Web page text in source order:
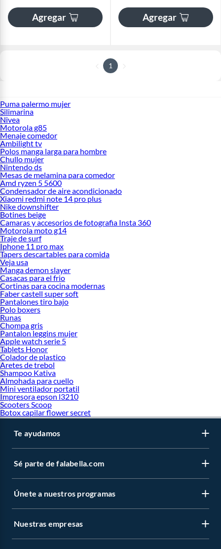
Agregar Agregar
1
Puma palermo mujer
Silimarina
Nivea
Motorola g85
Menaje comedor
Ambilight tv
Polos manga larga para hombre
Chullo mujer
Nintendo ds
Mesas de melamina para comedor
Amd ryzen 5 5600
Condensador de aire acondicionado
Xiaomi redmi note 14 pro plus
Nike downshifter
Botines beige
Camaras y accesorios de fotografia Insta 360
Motorola moto g14
Traje de surf
Iphone 11 pro max
Tapers descartables para comida
Veja usa
Manga demon slayer
Casacas para el frio
Cortinas para cocina modernas
Faber castell super soft
Pantalones tiro bajo
Polo boxers
Runas
Chompa gris
Pantalon leggins mujer
Apple watch serie 5
Tablets Honor
Colador de plastico
Aretes de trebol
Shampoo Kativa
Almohada para cuello
Mini ventilador portatil
Impresora epson l3210
Scooters Scoop
Botox capilar flower secret
Te ayudamos
Sé parte de falabella.com
Únete a nuestros programas
Nuestras empresas